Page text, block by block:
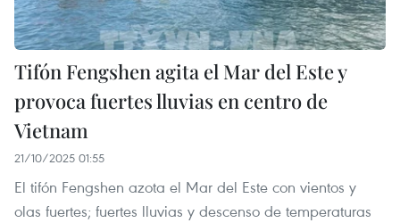
Tifón Fengshen agita el Mar del Este y
provoca fuertes lluvias en centro de
Vietnam
21/10/2025 01:55
El tifón Fengshen azota el Mar del Este con vientos y
olas fuertes; fuertes lluvias y descenso de temperaturas